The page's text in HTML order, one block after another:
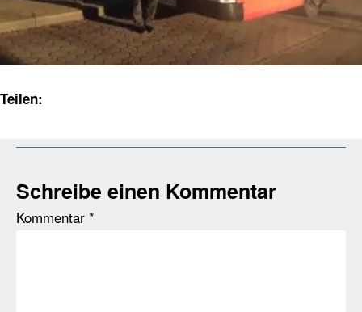
Teilen:
Schreibe einen Kommentar
Kommentar *